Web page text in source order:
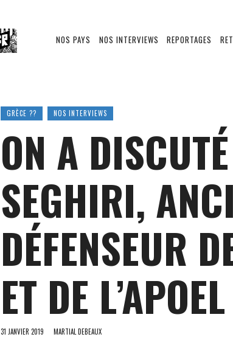
NOS PAYS NOS INTERVIEWS REPORTAGES
GRÈCE ?? NOS INTERVIEWS
ON A
SEGHIRI,
DÉFENSEUR
ET DE L’APOEL
31 JANVIER 2019 MARTIAL DEBEAUX